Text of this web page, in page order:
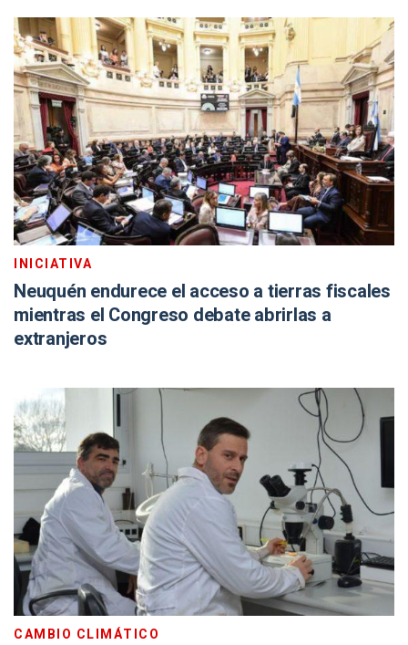
INICIATIVA
Neuquén endurece el acceso a tierras fiscales
mientras el Congreso debate abrirlas a
extranjeros
CAMBIO CLIMÁTICO